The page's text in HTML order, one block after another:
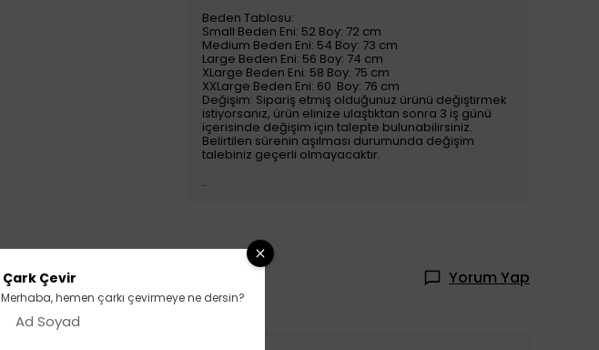
Beden Tablosu:
Small Beden Eni: 52 Boy: 72 cm
Medium Beden Eni: 54 Boy: 73 cm
Large Beden Eni: 56 Boy: 74 cm
XLarge Beden Eni: 58 Boy: 75 cm
XXLarge Beden Eni: 60 Boy: 76 cm
Değişim: Sipariş etmiş olduğunuz ürünü değiştirmek
istiyorsanız, ürün elinize ulaştıktan sonra 3 iş günü
içerisinde değişim için talepte bulunabilirsiniz.
Belirtilen sürenin aşılması durumunda değişim
talebiniz geçerli olmayacaktır.
..
Yorum Yap
Çark Çevir
Merhaba, hemen çarkı çevirmeye ne dersin?